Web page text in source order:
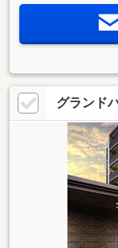
グランド